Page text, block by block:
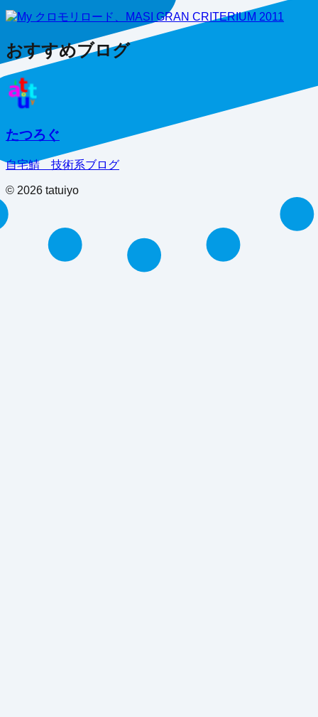
おすすめブログ
たつろぐ
自宅鯖 技術系ブログ
© 2026 tatuiyo